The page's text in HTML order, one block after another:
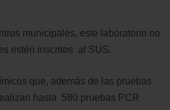
municipales, este laboratorio no
estén inscritos al SUS.
que, además de las pruebas
hasta 580 pruebas PCR